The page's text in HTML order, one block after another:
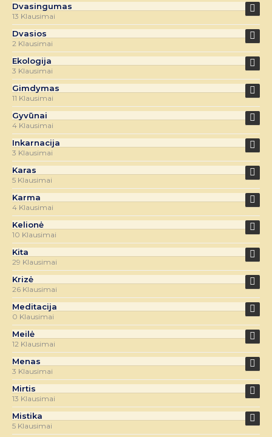
Dvasingumas
13 Klausimai
Dvasios
2 Klausimai
Ekologija
3 Klausimai
Gimdymas
11 Klausimai
Gyvūnai
4 Klausimai
Inkarnacija
3 Klausimai
Karas
5 Klausimai
Karma
4 Klausimai
Kelionė
10 Klausimai
Kita
29 Klausimai
Krizė
26 Klausimai
Meditacija
0 Klausimai
Meilė
12 Klausimai
Menas
3 Klausimai
Mirtis
13 Klausimai
Mistika
5 Klausimai